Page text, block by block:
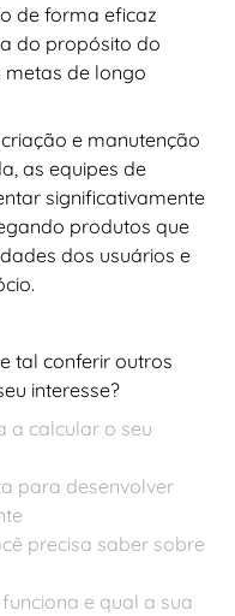
de forma eficaz
do propósito do
de longo
e manutenção
as equipes de
significativamente
produtos que
dos usuários e
tal conferir outros
interesse?
a calcular o seu
para desenvolver
precisa saber sobre
e qual a sua